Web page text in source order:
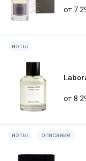
от 7
ноты
от 8
ноты описание